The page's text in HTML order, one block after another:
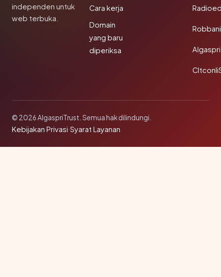
independen untuk
web terbuka.
Cara kerja
Domain
yang baru
diperiksa
© 2026 AlgaspriTrust. Semua hak dilindungi.
Kebijakan Privasi·Syarat Layanan